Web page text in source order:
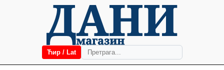
Ћир / Lat